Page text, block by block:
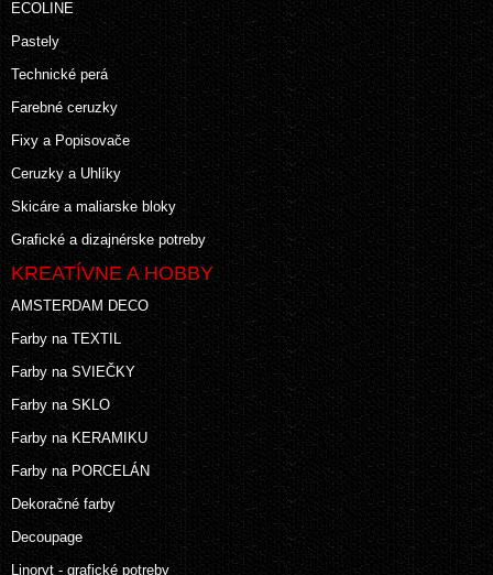
ECOLINE
Pastely
Technické perá
Farebné ceruzky
Fixy a Popisovače
Ceruzky a Uhlíky
Skicáre a maliarske bloky
Grafické a dizajnérske potreby
KREATÍVNE A HOBBY
AMSTERDAM DECO
Farby na TEXTIL
Farby na SVIEČKY
Farby na SKLO
Farby na KERAMIKU
Farby na PORCELÁN
Dekoračné farby
Decoupage
Linoryt - grafické potreby